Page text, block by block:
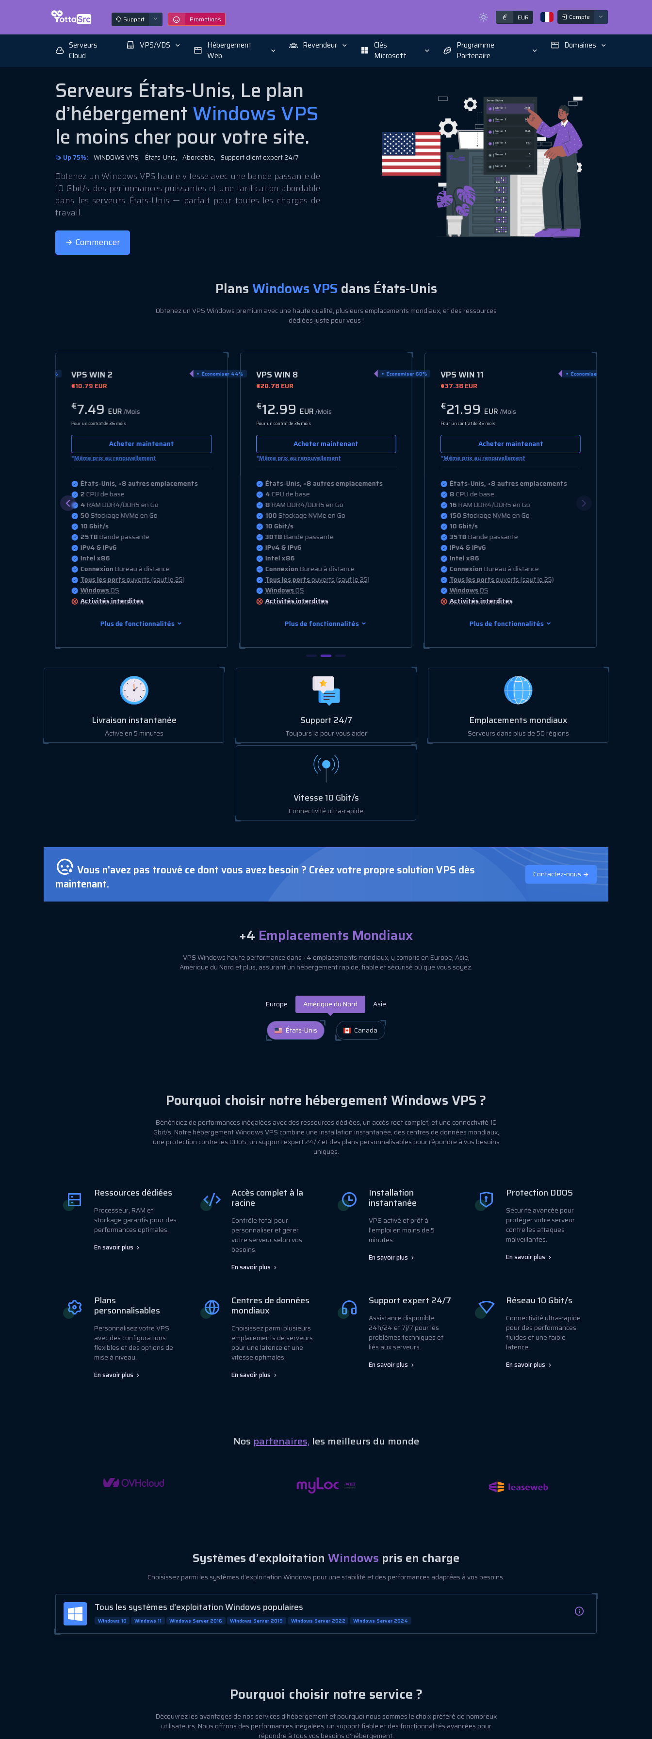
Support Promotions € EUR Compte
Serveurs
Cloud
VPS/VDS
Hébergement
Web
Revendeur
Clés
Microsoft
Programme
Partenaire
Domaines
Serveurs États-Unis, Le plan
d’hébergementWindows VPS
le moins cher pour votre site.
Up 75%: WINDOWS VPS, États-Unis, Abordable, Support client expert 24/7
Obtenez un Windows VPS haute vitesse avec une bande passante de
10 Gbit/s, des performances puissantes et une tarification abordable
dans les serveurs États-Unis — parfait pour toutes les charges de
travail.
Commencer
PlansWindows VPS dans États-Unis
Obtenez un VPS Windows premium avec une haute qualité, plusieurs emplacements mondiaux, et des ressources
dédiées juste pour vous !
Économiser 44% VPS WIN 8
€20.78 EUR
Économiser 60%
€12.99EUR/Mois
Pour un contrat de 36 mois
Acheter maintenant
*Même prix au renouvellement
États-Unis, +8 autres emplacements
4CPU de base
8RAM DDR4/DDR5 en Go
100Stockage NVMe en Go
10 Gbit/s
30TBBande passante
IPv4 & IPv6
Intel x86
ConnexionBureau à distance
Tous les portsouverts (sauf le 25)
WindowsOS
Activités interdites
Plus de fonctionnalités
VPS WIN 11
€37.38 EUR
Économiser 70%
€21.99 EUR/Mois
Pour un contrat de 36 mois
Acheter maintenant
*Même prix au renouvellement
États-Unis, +8 autres emplacements
8CPU de base
16RAM DDR4/DDR5 en Go
150Stockage NVMe en Go
10 Gbit/s
35TBBande passante
IPv4 & IPv6
Intel x86
ConnexionBureau à distance
Tous les portsouverts (sauf le 25)
WindowsOS
Activités interdites
Plus de fonctionnalités
VPS WIN 13
€60.00 EUR
Économiser 50%
€40.00EUR/Mois
Pour un contrat de 36 mois
Acheter maintenant
*Même prix au renouvellement
États-Unis, +8 autres emplacements
16CPU de base
32RAM DDR4/DDR5 en Go
200Stockage NVMe en Go
10 Gbit/s
35TBBande passante
IPv4 & IPv6
Intel x86
ConnexionBureau à distance
Tous les portsouverts (sauf le 25)
WindowsOS
Activités interdites
Plus de fonctionnalités
Livraison instantanée
Activé en 5 minutes
Support 24/7
Toujours là pour vous aider
Emplacements mondiaux
Serveurs dans plus de 50 régions
Vitesse 10 Gbit/s
Connectivité ultra-rapide
Vous n'avez pas trouvé ce dont vous avez besoin ? Créez votre propre solution VPS dès
maintenant.
Contactez-nous
+4 Emplacements Mondiaux
VPS Windows haute performance dans +4 emplacements mondiaux, y compris en Europe, Asie,
Amérique du Nord et plus, assurant un hébergement rapide, fiable et sécurisé où que vous soyez.
Europe Amérique du Nord Asie
États-Unis Canada
Pourquoi choisir notre hébergement Windows VPS ?
Bénéficiez de performances inégalées avec des ressources dédiées, un accès root complet, et une connectivité 10
Gbit/s. Notre hébergement Windows VPS combine une installation instantanée, des centres de données mondiaux,
une protection contre les DDoS, un support expert 24/7 et des plans personnalisables pour répondre à vos besoins
uniques.
Ressources dédiées
Processeur, RAM et
stockage garantis pour des
performances optimales.
En savoir plus
Accès complet à la
racine
Contrôle total pour
personnaliser et gérer
votre serveur selon vos
besoins.
En savoir plus
Installation
instantanée
VPS activé et prêt à
l'emploi en moins de 5
minutes.
En savoir plus
Protection DDOS
Sécurité avancée pour
protéger votre serveur
contre les attaques
malveillantes.
En savoir plus
Plans
personnalisables
Personnalisez votre VPS
avec des configurations
flexibles et des options de
mise à niveau.
En savoir plus
Centres de données
mondiaux
Choisissez parmi plusieurs
emplacements de serveurs
pour une latence et une
vitesse optimales.
En savoir plus
Support expert 24/7
Assistance disponible
24h/24 et 7j/7 pour les
problèmes techniques et
liés aux serveurs.
En savoir plus
Réseau 10 Gbit/s
Connectivité ultra-rapide
pour des performances
fluides et une faible
latence.
En savoir plus
Nos partenaires, les meilleurs du monde
Systèmes d’exploitation Windows pris en charge
Choisissez parmi les systèmes d’exploitation Windows pour une stabilité et des performances adaptées à vos besoins.
Tous les systèmes d’exploitation Windows populaires
Windows 10 Windows 11 Windows Server 2016 Windows Server 2019 Windows Server 2022 Windows Server 2024
Pourquoi choisir notre service ?
Découvrez les avantages de nos services d'hébergement et pourquoi nous sommes le choix préféré de nombreux
utilisateurs. Nous offrons des performances inégalées, un support fiable et des fonctionnalités avancées pour
répondre à tous vos besoins d'hébergement.